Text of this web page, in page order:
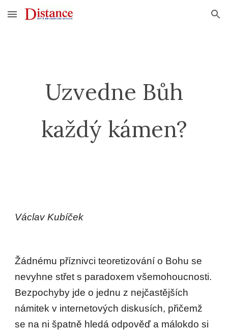
Skip to main content Skip to navigation
Uzvedne Bůh
každý kámen?
Václav Kubíček
Žádnému příznivci teoretizování o Bohu se
nevyhne střet s paradoxem všemohoucnosti.
Bezpochyby jde o jednu z nejčastějších
námitek v internetových diskusích, přičemž
se na ni špatně hledá odpověď a málokdo si